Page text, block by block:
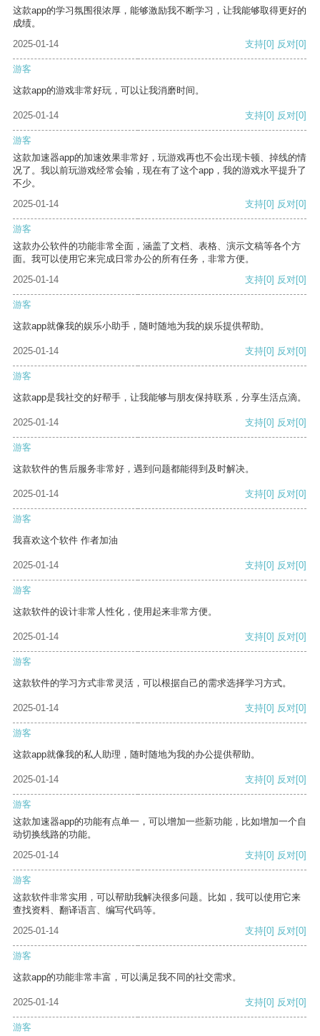
这款app的学习氛围很浓厚，能够激励我不断学习，让我能够取得更好的
成绩。
2025-01-14
支持[0] 反对[0]
游客
这款app的游戏非常好玩，可以让我消磨时间。
2025-01-14 支持[0] 反对[0]
游客
这款加速器app的加速效果非常好，玩游戏再也不会出现卡顿、掉线的情
况了。我以前玩游戏经常会输，现在有了这个app，我的游戏水平提升了
不少。
2025-01-14
支持[0] 反对[0]
游客
这款办公软件的功能非常全面，涵盖了文档、表格、演示文稿等各个方
面。我可以使用它来完成日常办公的所有任务，非常方便。
2025-01-14
支持[0] 反对[0]
游客
这款app就像我的娱乐小助手，随时随地为我的娱乐提供帮助。
2025-01-14 支持[0] 反对[0]
游客
这款app是我社交的好帮手，让我能够与朋友保持联系，分享生活点滴。
2025-01-14 支持[0] 反对[0]
游客
这款软件的售后服务非常好，遇到问题都能得到及时解决。
2025-01-14 支持[0] 反对[0]
游客
我喜欢这个软件 作者加油
2025-01-14 支持[0] 反对[0]
游客
这款软件的设计非常人性化，使用起来非常方便。
2025-01-14 支持[0] 反对[0]
游客
这款软件的学习方式非常灵活，可以根据自己的需求选择学习方式。
2025-01-14 支持[0] 反对[0]
游客
这款app就像我的私人助理，随时随地为我的办公提供帮助。
2025-01-14 支持[0] 反对[0]
游客
这款加速器app的功能有点单一，可以增加一些新功能，比如增加一个自
动切换线路的功能。
2025-01-14
支持[0] 反对[0]
游客
这款软件非常实用，可以帮助我解决很多问题。比如，我可以使用它来
查找资料、翻译语言、编写代码等。
2025-01-14
支持[0] 反对[0]
游客
这款app的功能非常丰富，可以满足我不同的社交需求。
2025-01-14 支持[0] 反对[0]
游客